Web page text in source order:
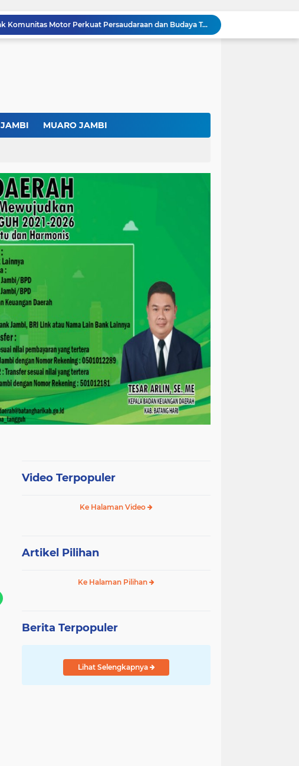
Surat Penundaan Terus Berdatangan, Putusan Mahkamah Agung Sudah Final, Mengapa Eksekusi Belum Dilaksanakan?
Fadhil Arief Resmi Lantik 16 Kepala Desa, Titip Pesan Integritas dan Pelayanan Untuk Kemajuan Batang Hari
Bupati Fadhil Arief Hadiri Grand Final Batang Hari Cup Race 2026, Sportivitas dan UMKM Jadi Sorotan
JAMBI MUARO JAMBI
Video Terpopuler
Ke Halaman Video
Artikel Pilihan
Ke Halaman Pilihan
Berita Terpopuler
Lihat Selengkapnya